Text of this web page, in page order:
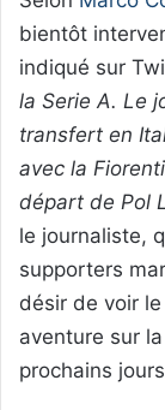
bientôt
indiqué sur
la Serie A. Le
transfert en
avec la
départ de Pol
le journaliste,
supporters
désir de voir
aventure sur
prochains